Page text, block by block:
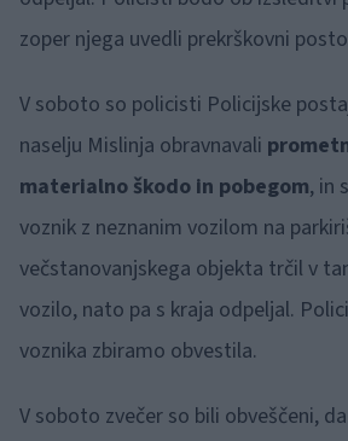
zoper njega uvedli prekrškovni
V soboto so policisti Policijske
naselju Mislinja obravnavali
materialno škodo in pobegom, in
voznik z neznanim vozilom na
večstanovanjskega objekta trčil v
vozilo, nato pa s kraja odpeljal.
voznika zbiramo obvestila.
V soboto zvečer so bili obveščeni,